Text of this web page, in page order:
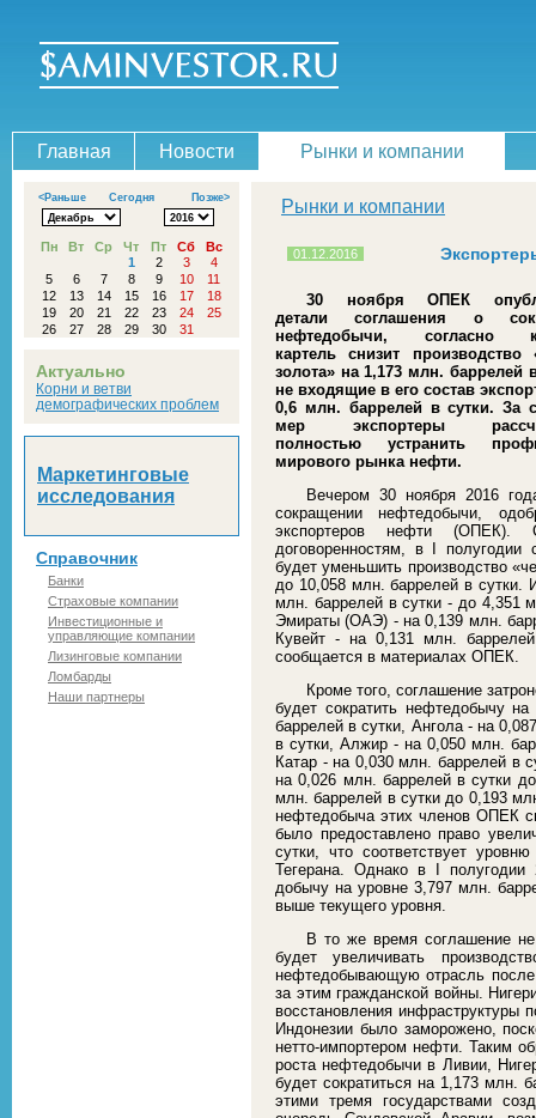
Главная Новости Рынки и компании
<Раньше Сегодня Позже>
Пн Вт Ср Чт Пт Сб
Вс
1
2 3
4
5
6 7 8 9 10
11
12
13 14 15 16 17
18
19
20 21 22 23 24
25
26
27 28 29 30 31
Актуально
Корни и ветви
демографических проблем
Маркетинговые
исследования
Справочник
Банки
Страховые компании
Инвестиционные и
управляющие компании
Лизинговые компании
Ломбарды
Наши партнеры
Рынки и компании
01.12.2016
30 ноября ОПЕК
детали соглашения о
нефтедобычи, согласно
картель снизит производство
золота» на 1,173 млн. баррелей
не входящие в его состав
0,6 млн. баррелей в сутки. За
мер экспортеры
полностью устранить
мирового рынка нефти.
Вечером 30 ноября 2016
сокращении нефтедобычи,
экспортеров нефти (ОПЕК).
договоренностям, в I
будет уменьшить производство
до 10,058 млн. баррелей в сутки.
млн. баррелей в сутки - до 4,351
Эмираты (ОАЭ) - на 0,139 млн.
Кувейт - на 0,131 млн.
сообщается в материалах ОПЕК.
Кроме того, соглашение
будет сократить нефтедобычу
баррелей в сутки, Ангола - на
в сутки, Алжир - на 0,050 млн.
Катар - на 0,030 млн. баррелей в
на 0,026 млн. баррелей в сутки
млн. баррелей в сутки до 0,193
нефтедобыча этих членов ОПЕК
было предоставлено право
сутки, что соответствует
Тегерана. Однако в I
добычу на уровне 3,797 млн.
выше текущего уровня.
В то же время соглашение
будет увеличивать
нефтедобывающую отрасль
за этим гражданской войны.
восстановления инфраструктуры
Индонезии было заморожено,
нетто-импортером нефти. Таким
роста нефтедобычи в Ливии,
будет сократиться на 1,173 млн.
этими тремя государствами